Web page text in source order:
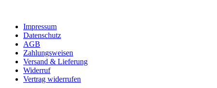
Impressum
Datenschutz
AGB
Zahlungsweisen
Versand & Lieferung
Widerruf
Vertrag widerrufen